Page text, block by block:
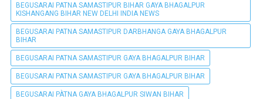
BEGUSARAI PATNA SAMASTIPUR BIHAR GAYA BHAGALPUR
KISHANGANG BIHAR NEW DELHI INDIA NEWS
BEGUSARAI PATNA SAMASTIPUR DARBHANGA GAYA BHAGALPUR
BIHAR
BEGUSARAI PATNA SAMASTIPUR GAYA BHAGALPUR BIHAR
BEGUSARAI PATNA SAMASTIPUR GAYA BHAGALPUR BIHAR
BEGUSARAI PÀTNA GAYA BHAGALPUR SIWAN BIHAR